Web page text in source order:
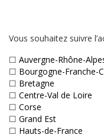
Vous souhaitez suivre
☐ Auvergne-Rhône-
☐ Bourgogne-Franche-
☐ Bretagne
☐ Centre-Val de Loire
☐ Corse
☐ Grand Est
☐ Hauts-de-France